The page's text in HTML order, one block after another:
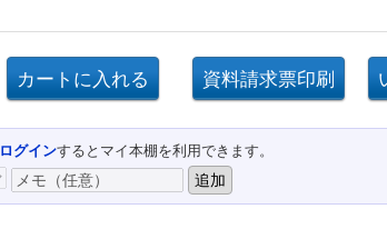
ログインするとマイ本棚を利用できます。